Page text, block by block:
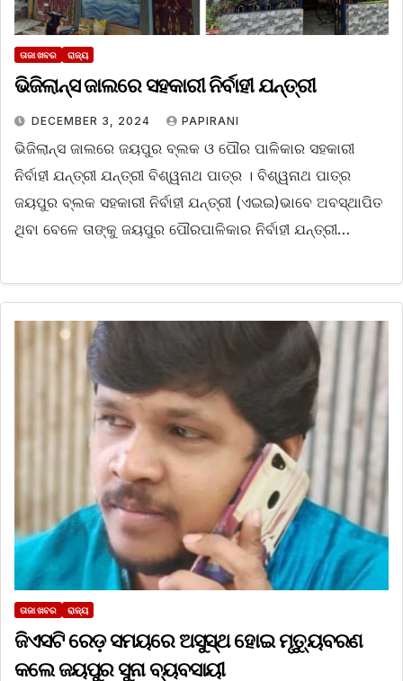
ତାଜା ଖବର ରାଜ୍ୟ
ଭିଜିଲାନ୍ସ ଜାଲରେ ସହକାରୀ ନିର୍ବାହୀ ଯନ୍ତ୍ରୀ
DECEMBER 3, 2024 PAPIRANI
ଭିଜିଲାନ୍ସ ଜାଲରେ ଜୟପୁର ବ୍ଲକ ଓ ପୌର ପାଳିକାର ସହକାରୀ
ନିର୍ବାହୀ ଯନ୍ତ୍ରୀ ଯନ୍ତ୍ରୀ ବିଶ୍ୱନାଥ ପାତ୍ର । ବିଶ୍ୱନାଥ ପାତ୍ର
ଜୟପୁର ବ୍ଲକ ସହକାରୀ ନିର୍ବାହୀ ଯନ୍ତ୍ରୀ (ଏଇଇ)ଭାବେ ଅବସ୍ଥାପିତ
ଥିବା ବେଳେ‌ ତାଙ୍କୁ ଜୟପୁର ପୌରପାଳିକାର ନିର୍ବାହୀ ଯନ୍ତ୍ରୀ…
ତାଜା ଖବର ରାଜ୍ୟ
ଜିଏସଟି ରେଡ଼ ସମୟରେ ଅସୁସ୍ଥ ହୋଇ ମୃତ୍ୟୁବରଣ
କଲେ ଜୟପୁର ସୁନା ବ୍ୟବସାୟୀ